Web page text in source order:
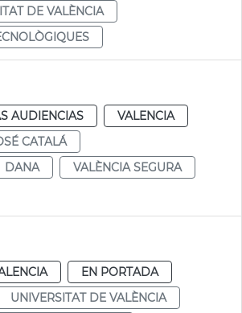
DE VALÈNCIA
AUDIENCIAS
VALENCIA
CATALÁ
DANA
VALÈNCIA SEGURA
EN PORTADA
UNIVERSITAT DE VALÈNCIA